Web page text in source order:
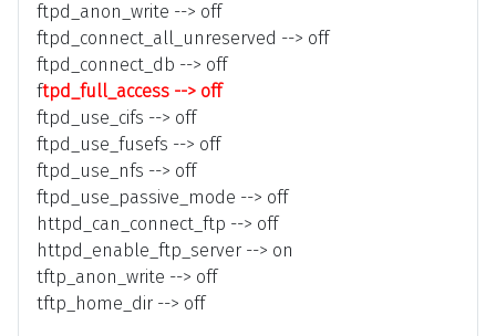
ftpd_anon_write --> off
ftpd_connect_all_unreserved --> off
ftpd_connect_db --> off
ftpd_full_access --> off
ftpd_use_cifs --> off
ftpd_use_fusefs --> off
ftpd_use_nfs --> off
ftpd_use_passive_mode --> off
httpd_can_connect_ftp --> off
httpd_enable_ftp_server --> on
tftp_anon_write --> off
tftp_home_dir --> off